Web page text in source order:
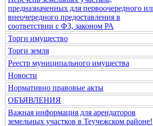
предназначенных для первоочередного
внеочередного предоставления в
соответствии с ФЗ, законом РА
Торги имущество
Торги земля
Реестр муниципального имущества
Новости
Нормативно правовые акты
ОБЪЯВЛЕНИЯ
Важная информация для арендаторов
земельных участков в Теучежском районе!